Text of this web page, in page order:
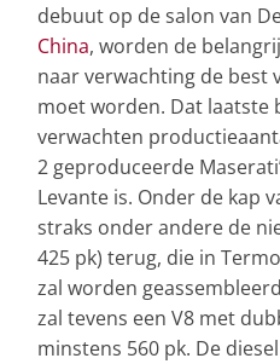
debuut op de salon van
China, worden de
naar verwachting de best
moet worden. Dat laatste
verwachten
2 geproduceerde
Levante is. Onder de kap
straks onder andere de
425 pk) terug, die in
zal worden
zal tevens een V8 met
minstens 560 pk. De